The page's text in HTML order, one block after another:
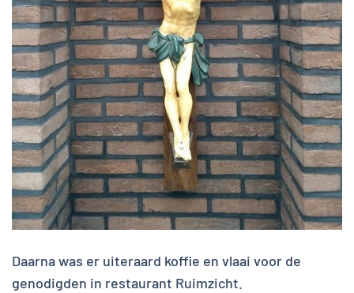
Daarna was er uiteraard koffie en vlaai voor de
genodigden in restaurant Ruimzicht.